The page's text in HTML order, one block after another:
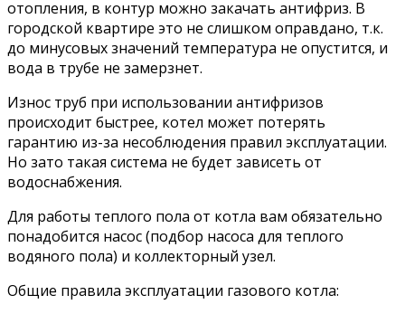
отопления, в контур можно закачать антифриз. В
городской квартире это не слишком оправдано, т.к.
до минусовых значений температура не опустится, и
вода в трубе не замерзнет.
Износ труб при использовании антифризов
происходит быстрее, котел может потерять
гарантию из-за несоблюдения правил эксплуатации.
Но зато такая система не будет зависеть от
водоснабжения.
Для работы теплого пола от котла вам обязательно
понадобится насос (подбор насоса для теплого
водяного пола) и коллекторный узел.
Общие правила эксплуатации газового котла: